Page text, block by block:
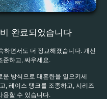
완료되었습니다
하면서도 더 정교해졌습니다. 개선
하고, 싸우세요.
방식으로 대혼란을 일으키세
, 레이스 탱크를 조종하고, 시리즈
용할 수 있습니다.